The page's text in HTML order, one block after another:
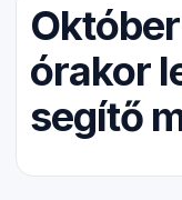
órakor
segítő